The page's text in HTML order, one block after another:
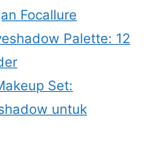
Focallure
Palette: 12
Set:
untuk